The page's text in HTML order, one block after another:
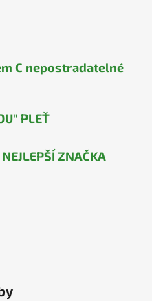
C nepostradatelné
PLEŤ
ZNAČKA